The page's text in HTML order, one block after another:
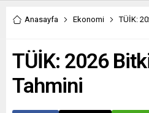
Anasayfa Ekonomi TÜİK:
TÜİK: 2026
Tahmini